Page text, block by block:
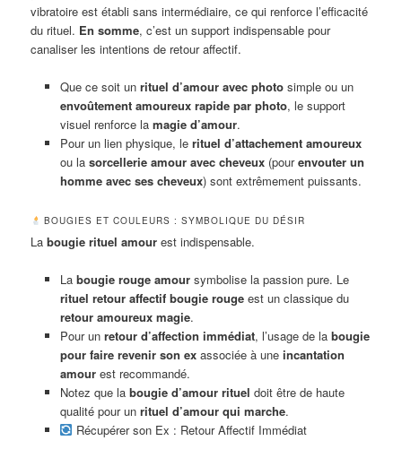
vibratoire est établi sans intermédiaire, ce qui renforce l’efficacité
du rituel. En somme, c’est un support indispensable pour
canaliser les intentions de retour affectif.
Que ce soit un rituel d’amour avec photosimple ou un
envoûtement amoureux rapide par photo, le support
visuel renforce la magie d’amour.
Pour un lien physique, le rituel d’attachement amoureux
ou la sorcellerie amour avec cheveux(pourenvouter un
homme avec ses cheveux) sont extrêmement puissants.
BOUGIES ET COULEURS : SYMBOLIQUE DU DÉSIR
Labougie rituel amour est indispensable.
La bougie rouge amoursymbolise la passion pure. Le
rituel retour affectif bougie rougeest un classique du
retour amoureux magie.
Pour un retour d’affection immédiat, l’usage de la bougie
pour faire revenir son exassociée à une incantation
amourest recommandé.
Notez que la bougie d’amour rituel doit être de haute
qualité pour un rituel d’amour qui marche.
Récupérer son Ex : Retour Affectif Immédiat